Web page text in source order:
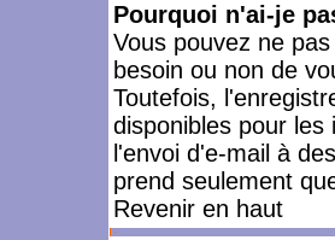
Pourquoi n'ai-je
Vous pouvez ne
besoin ou non de
Toutefois,
disponibles pour
l'envoi d'e-mail à
prend seulement
Revenir en haut